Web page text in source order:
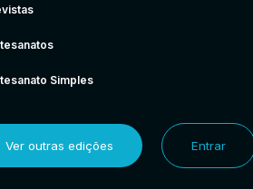
Simples
Ver outras edições Entrar